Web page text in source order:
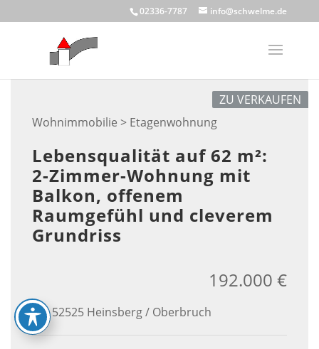
to
02336-7787 info@schwelme.de
Wohnimmobilie > Etagenwohnung
ZU VERKAUFEN
Lebensqualität auf 62 m²:
2-Zimmer-Wohnung mit
Balkon, offenem
Raumgefühl und cleverem
Grundriss
52525 Heinsberg / Oberbruch
192.000 €